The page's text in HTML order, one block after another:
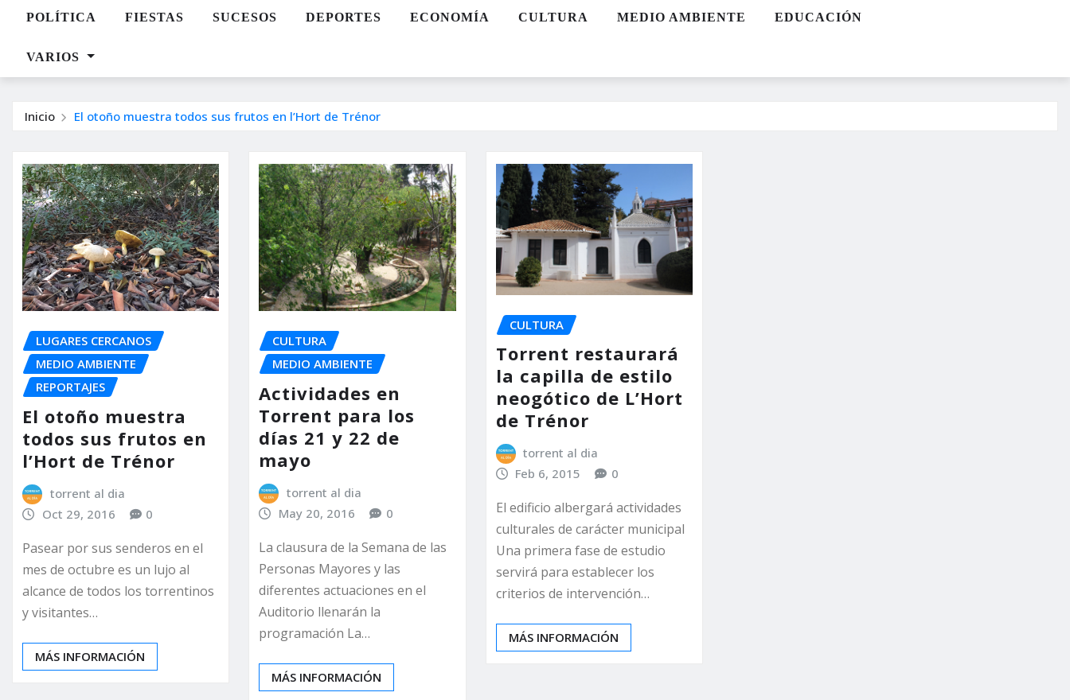
POLÍTICA FIESTAS SUCESOS DEPORTES ECONOMÍA CULTURA MEDIO AMBIENTE EDUCACIÓN
VARIOS
Inicio El otoño muestra todos sus frutos en l’Hort de Trénor
LUGARES CERCANOS
MEDIO AMBIENTE
REPORTAJES
El otoño muestra
todos sus frutos en
l’Hort de Trénor
torrent al dia
Oct 29, 2016
0
Pasear por sus senderos en el
mes de octubre es un lujo al
alcance de todos los torrentinos
y visitantes…
MÁS INFORMACIÓN
CULTURA
MEDIO AMBIENTE
Actividades en
Torrent para los
días 21 y 22 de
mayo
torrent al dia
May 20, 2016
0
La clausura de la Semana de las
Personas Mayores y las
diferentes actuaciones en el
Auditorio llenarán la
programación La…
MÁS INFORMACIÓN
CULTURA
Torrent restaurará
la capilla de estilo
neogótico de L’Hort
de Trénor
torrent al dia
Feb 6, 2015
0
El edificio albergará actividades
culturales de carácter municipal
Una primera fase de estudio
servirá para establecer los
criterios de intervención…
MÁS INFORMACIÓN